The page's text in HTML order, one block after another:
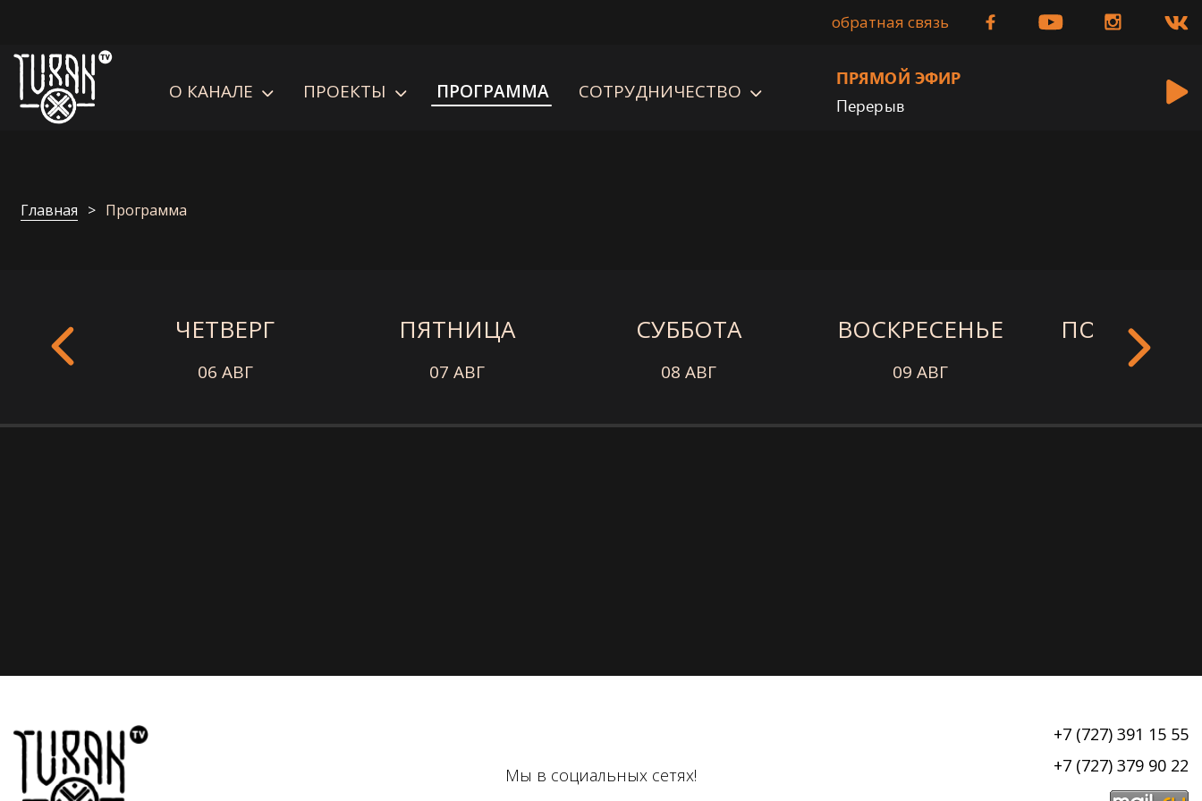
обратная связь
О КАНАЛЕ ПРОЕКТЫ ПРОГРАММА СОТРУДНИЧЕСТВО
ПРЯМОЙ ЭФИР
Перерыв
Главная Программа
ЧЕТВЕРГ
06 АВГ
ПЯТНИЦА
07 АВГ
СУББОТА
08 АВГ
ВОСКРЕСЕНЬЕ
09 АВГ 10 АВГ
Мы в социальных сетях!
+7 (727) 391 15 55
+7 (727) 379 90 22